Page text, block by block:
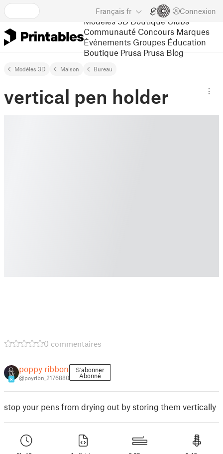
Français fr Connexion
Modèles 3D Boutique Clubs
Communauté Concours Marques
Événements Groupes Éducation
Boutique Prusa Prusa Blog
Modèles 3D Maison Bureau
vertical pen holder
0 commentaires
8
poppy ribbon
@poyribn_2176880
S'abonner
Abonné
stop your pens from drying out by storing them vertically